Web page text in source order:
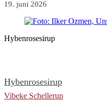
19. juni 2026
Hybenrosesirup
Hybenrosesirup
Vibeke Schellerup